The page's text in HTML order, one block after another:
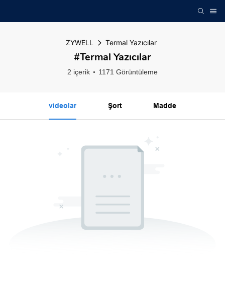
ZYWELL Termal Yazıcılar
#Termal Yazıcılar
2 içerik 1171 Görüntüleme
videolar Şort Madde